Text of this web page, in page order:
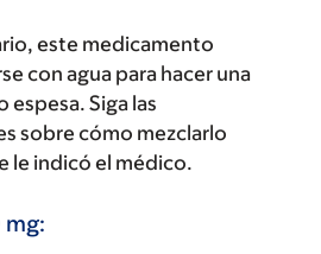
este medicamento
con agua para hacer una
espesa. Siga las
sobre cómo mezclarlo
le indicó el médico.
mg: